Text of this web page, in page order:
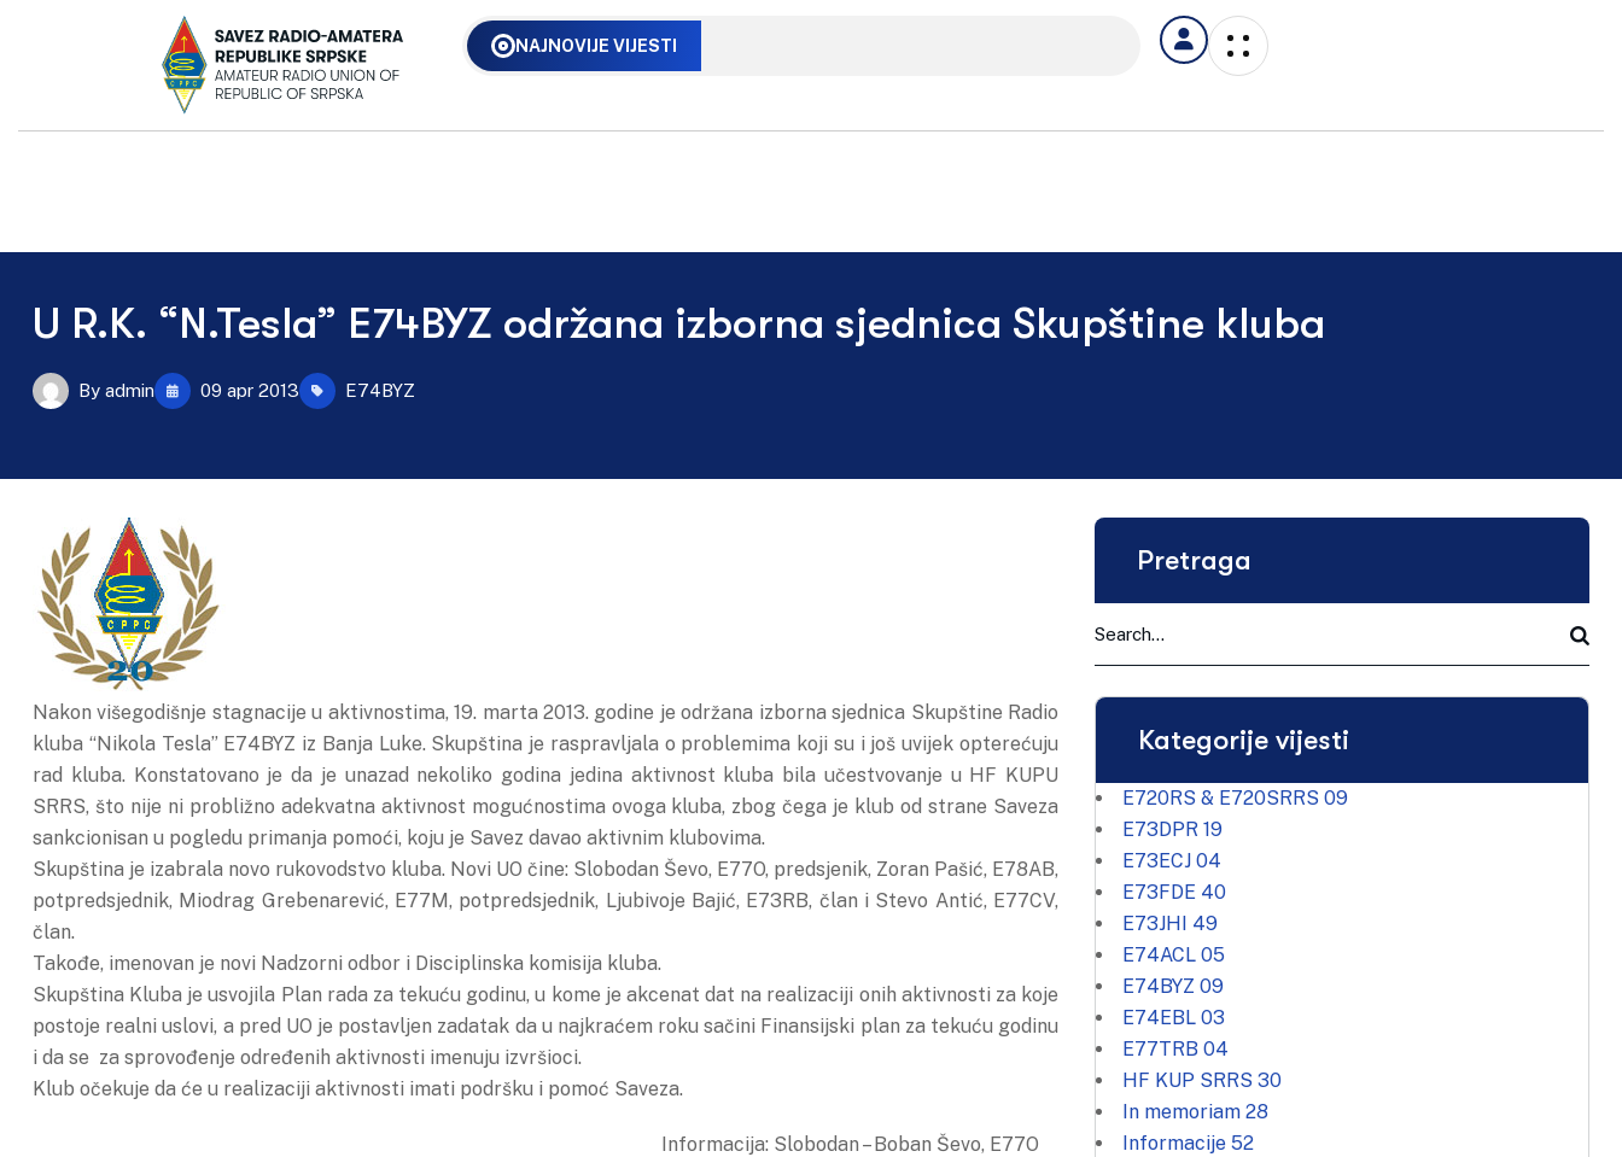
NAJNOVIJE VIJESTI
U R.K. “N.Tesla” E74BYZ održana izborna sjednica Skupštine kluba
By admin 09 apr 2013 E74BYZ
Nakon višegodišnje stagnacije u aktivnostima, 19. marta 2013. godine je održana izborna sjednica Skupštine Radio
kluba “Nikola Tesla” E74BYZ iz Banja Luke. Skupština je raspravljala o problemima koji su i još uvijek opterećuju
rad kluba. Konstatovano je da je unazad nekoliko godina jedina aktivnost kluba bila učestvovanje u HF KUPU
SRRS, što nije ni probližno adekvatna aktivnost mogućnostima ovoga kluba, zbog čega je klub od strane Saveza
sankcionisan u pogledu primanja pomoći, koju je Savez davao aktivnim klubovima.
Skupština je izabrala novo rukovodstvo kluba. Novi UO čine: Slobodan Ševo, E77O, predsjenik, Zoran Pašić, E78AB,
potpredsjednik, Miodrag Grebenarević, E77M, potpredsjednik, Ljubivoje Bajić, E73RB, član i Stevo Antić, E77CV,
član.
Takođe, imenovan je novi Nadzorni odbor i Disciplinska komisija kluba.
Skupština Kluba je usvojila Plan rada za tekuću godinu, u kome je akcenat dat na realizaciji onih aktivnosti za koje
postoje realni uslovi, a pred UO je postavljen zadatak da u najkraćem roku sačini Finansijski plan za tekuću godinu
i da se za sprovođenje određenih aktivnosti imenuju izvršioci.
Klub očekuje da će u realizaciji aktivnosti imati podršku i pomoć Saveza.
Informacija: Slobodan – Boban Ševo, E77O
Pretraga
Kategorije vijesti
E720RS & E720SRRS 09
E73DPR 19
E73ECJ 04
E73FDE 40
E73JHI 49
E74ACL 05
E74BYZ 09
E74EBL 03
E77TRB 04
HF KUP SRRS 30
In memoriam 28
Informacije 52